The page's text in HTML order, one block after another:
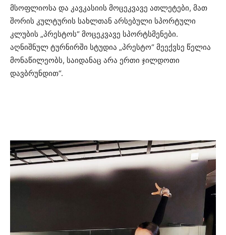
მსოფლიოსა და კავკასიის მოცეკვავე ათლეტები, მათ
შორის კულტურის სახლთან არსებული სპორტული
კლუბის „პრესტოს“ მოცეკვავე სპორტსმენები.
აღნიშნულ ტურნირში სტუდია „პრესტო“ მეექვსე წელია
მონაწილეობს, საიდანაც არა ერთი ჯილდოთი
დავბრუნდით“.